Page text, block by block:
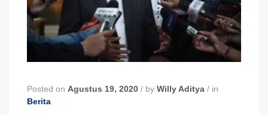
Posted on Agustus 19, 2020 / by Willy Aditya / in
Berita